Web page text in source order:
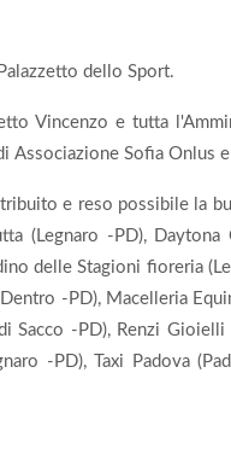
dello Sport.
Vincenzo e tutta
Associazione Sofia Onlus
e reso possibile la
(Legnaro -PD), Daytona
delle Stagioni fioreria
-PD), Macelleria
-PD), Renzi Gioielli
-PD), Taxi Padova